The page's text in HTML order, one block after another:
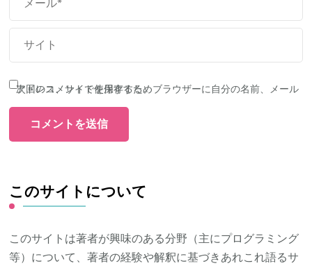
次回のコメントで使用するためブラウザーに自分の名前、メールアドレス、サイトを保存する。
このサイトについて
このサイトは著者が興味のある分野（主にプログラミング
等）について、著者の経験や解釈に基づきあれこれ語るサ